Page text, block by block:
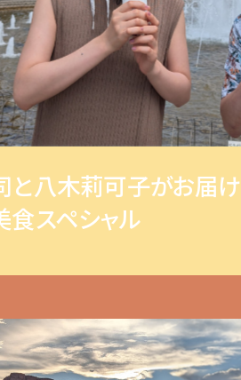
と八木莉可子がお届
食スペシャル